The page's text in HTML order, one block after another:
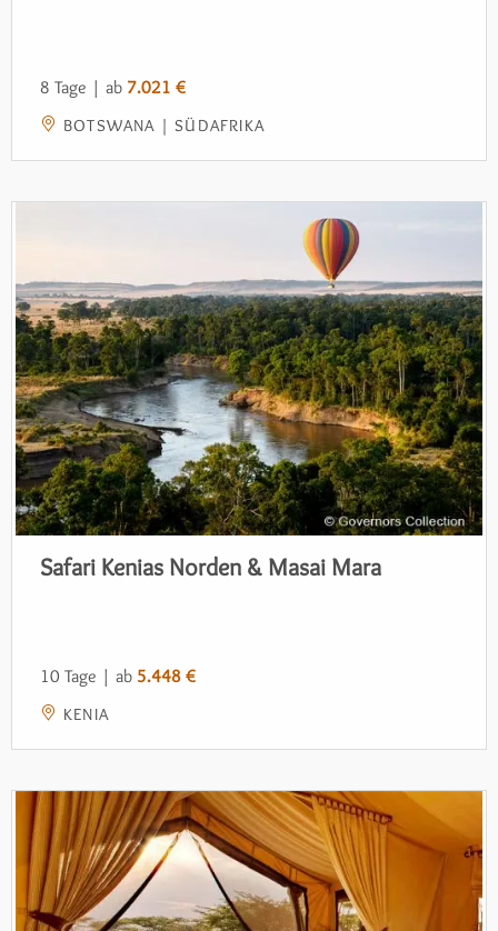
8 Tage | ab 7.021 €
BOTSWANA | SÜDAFRIKA
Safari Kenias Norden & Masai Mara
10 Tage | ab 5.448 €
KENIA